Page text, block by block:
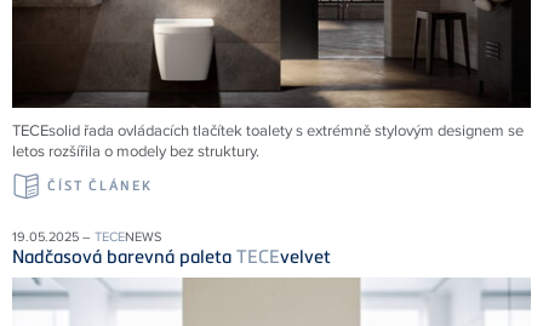
TECEsolid řada ovládacích tlačítek toalety s extrémně stylovým designem se
letos rozšířila o modely bez struktury.
ČÍST ČLÁNEK
19.05.2025 – TECENEWS
Nadčasová barevná paleta TECEvelvet